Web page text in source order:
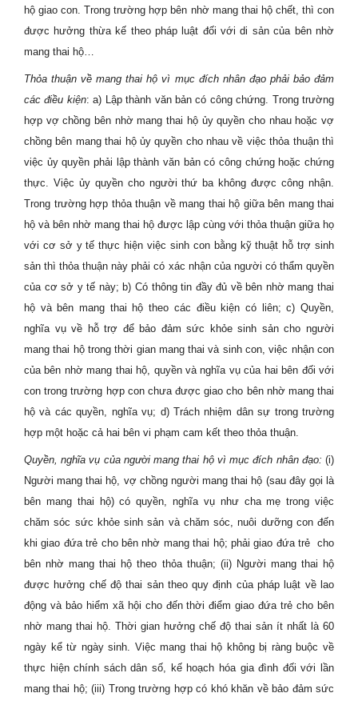
hộ giao con. Trong trường hợp bên nhờ mang thai hộ chết, thì con
được hưởng thừa kế theo pháp luật đối với di sản của bên nhờ
mang thai hộ…
Thỏa thuận về mang thai hộ vì mục đích nhân đạo phải bảo đảm
các điều kiện: a) Lập thành văn bản có công chứng. Trong trường
hợp vợ chồng bên nhờ mang thai hộ ủy quyền cho nhau hoặc vợ
chồng bên mang thai hộ ủy quyền cho nhau về việc thỏa thuận thì
việc ủy quyền phải lập thành văn bản có công chứng hoặc chứng
thực. Việc ủy quyền cho người thứ ba không được công nhận.
Trong trường hợp thỏa thuận về mang thai hộ giữa bên mang thai
hộ và bên nhờ mang thai hộ được lập cùng với thỏa thuận giữa họ
với cơ sở y tế thực hiện việc sinh con bằng kỹ thuật hỗ trợ sinh
sản thì thỏa thuận này phải có xác nhận của người có thẩm quyền
của cơ sở y tế này; b) Có thông tin đầy đủ về bên nhờ mang thai
hộ và bên mang thai hộ theo các điều kiện có liên; c) Quyền,
nghĩa vụ về hỗ trợ để bảo đảm sức khỏe sinh sản cho người
mang thai hộ trong thời gian mang thai và sinh con, việc nhận con
của bên nhờ mang thai hộ, quyền và nghĩa vụ của hai bên đối với
con trong trường hợp con chưa được giao cho bên nhờ mang thai
hộ và các quyền, nghĩa vụ; d) Trách nhiệm dân sự trong trường
hợp một hoặc cả hai bên vi phạm cam kết theo thỏa thuận.
Quyền, nghĩa vụ của người mang thai hộ vì mục đích nhân đạo: (i)
Người mang thai hộ, vợ chồng người mang thai hộ (sau đây gọi là
bên mang thai hộ) có quyền, nghĩa vụ như cha mẹ trong việc
chăm sóc sức khỏe sinh sản và chăm sóc, nuôi dưỡng con đến
khi giao đứa trẻ cho bên nhờ mang thai hộ; phải giao đứa trẻ
cho
bên nhờ mang thai hộ theo thỏa thuận; (ii) Người mang thai hộ
được hưởng chế độ thai sản theo quy định của pháp luật về lao
động và bảo hiểm xã hội cho đến thời điểm giao đứa trẻ cho bên
nhờ mang thai hộ. Thời gian hưởng chế độ thai sản ít nhất là 60
ngày kể từ ngày sinh. Việc mang thai hộ không bị ràng buộc về
thực hiện chính sách dân số, kế hoạch hóa gia đình đối với lần
mang thai hộ; (iii) Trong trường hợp có khó khăn về bảo đảm sức